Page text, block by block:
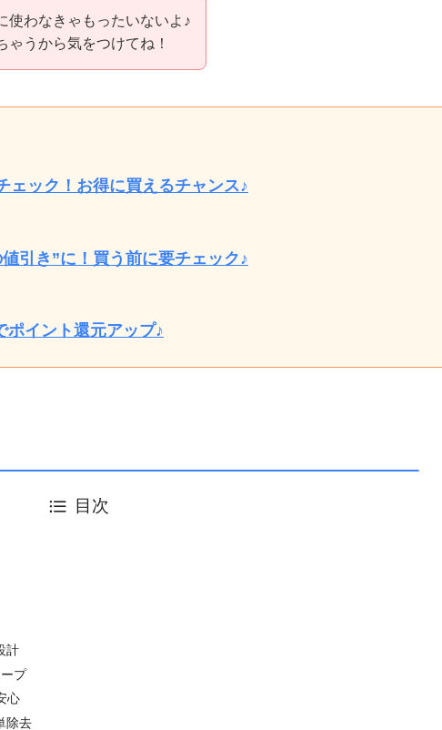
使わなきゃもったいないよ♪
うから気をつけてね！
ェック！お得に買えるチャンス♪
引き”に！買う前に要チェック♪
ポイント還元アップ♪
目次
計
プ
心
除去